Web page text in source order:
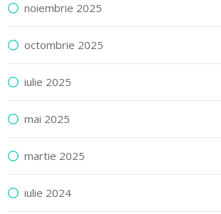
noiembrie 2025
octombrie 2025
iulie 2025
mai 2025
martie 2025
iulie 2024